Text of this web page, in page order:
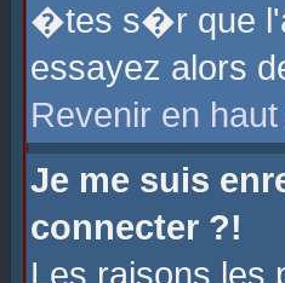
�tes s�r que
essayez alors
Revenir en
Je me suis
connecter ?!
Les raisons les